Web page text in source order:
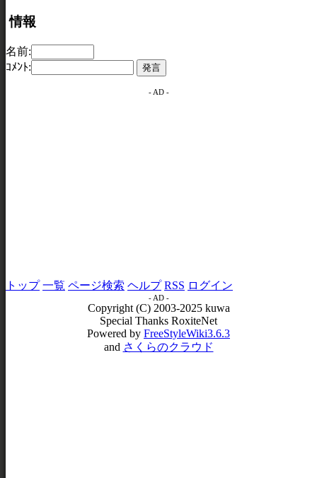
情報
名前:
ｺﾒﾝﾄ:
- AD -
トップ 一覧 ページ検索 ヘルプ RSS ログイン
- AD -
Copyright (C) 2003-2025 kuwa
Special Thanks RoxiteNet
Powered by FreeStyleWiki3.6.3
and さくらのクラウド